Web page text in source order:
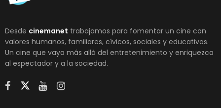
Desde cinemanet trabajamos para fomentar un cine con
valores humanos, familiares, cívicos, sociales y educativos.
Un cine que vaya más allá del entretenimiento y enriquezca
al espectador y a la sociedad.